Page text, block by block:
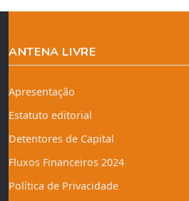
ANTENA LIVRE
Apresentação
Estatuto editorial
Detentores de Capital
Fluxos Financeiros 2024
Política de Privacidade